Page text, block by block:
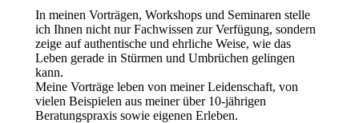
In meinen Vorträgen, Workshops und Seminaren stelle
ich Ihnen nicht nur Fachwissen zur Verfügung, sondern
zeige auf authentische und ehrliche Weise, wie das
Leben gerade in Stürmen und Umbrüchen gelingen
kann.
Meine Vorträge leben von meiner Leidenschaft, von
vielen Beispielen aus meiner über 10-jährigen
Beratungspraxis sowie eigenen Erleben.